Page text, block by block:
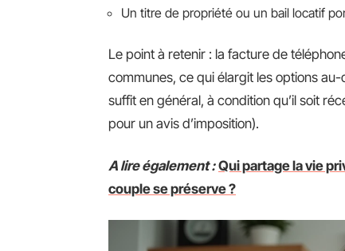
Un titre de propriété ou un bail locatif
Le point à retenir : la facture de
communes, ce qui élargit les options
suffit en général, à condition qu’il soit
pour un avis d’imposition).
A lire également : Qui partage la vie
couple se préserve ?